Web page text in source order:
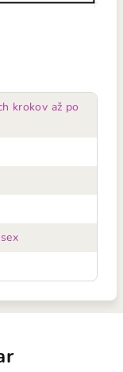
krokov až po